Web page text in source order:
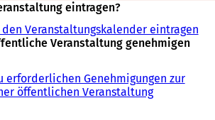
eintragen?
Veranstaltungskalender eintragen
Veranstaltung genehmigen
erforderlichen Genehmigungen zur
öffentlichen Veranstaltung